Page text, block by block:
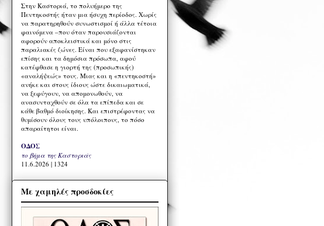
Στην Καστοριά, το πολυήμερο της
Πεντηκοστής ήταν μια ήσυχη περίοδος. Χωρίς
να παρατηρηθούν συνωστισμοί ή άλλα τέτοια
φαινόμενα –που όταν παρουσιάζονται
αφορούν αποκλειστικά και μόνο στις
παραλιακές ζώνες. Είναι που εξαφανίστηκαν
επίσης και τα δημόσια πρόσωπα, αφού
κατέφθασε η γιορτή της (προσωπικής)
«αναλήψεώς» τους. Μιας και η «πεντηκοστή»
ανήκε και στους ίδιους ώστε δικαιωματικά,
να ξεφύγουν, να απομονωθούν, να
ανασυνταχθούν σε όλα τα επίπεδα και σε
κάθε βαθμό διοίκησης. Και επιστρέφοντας να
θυμίσουν όλους τους υπόλοιπους, το πόσο
απαραίτητοι είναι.
ΟΔΟΣ
το βήμα της Καστοριάς
11.6.2026 | 1324
Με χαμηλές προσδοκίες